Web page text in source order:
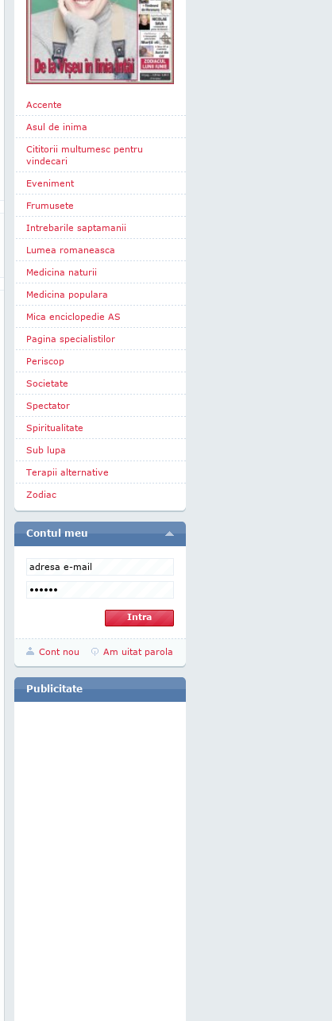
Accente
Asul de inima
Cititorii multumesc pentru
vindecari
Eveniment
Frumusete
Intrebarile saptamanii
Lumea romaneasca
Medicina naturii
Medicina populara
Mica enciclopedie AS
Pagina specialistilor
Periscop
Societate
Spectator
Spiritualitate
Sub lupa
Terapii alternative
Zodiac
Contul meu
Cont nou Am uitat parola
Publicitate